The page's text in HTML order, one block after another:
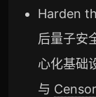
Harden
后量子安
心化基础
与